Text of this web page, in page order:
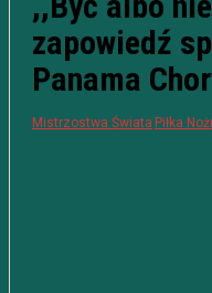
zapowiedź
Panama
Mistrzostwa Świata Piłka